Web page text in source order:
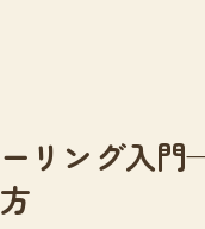
リング入